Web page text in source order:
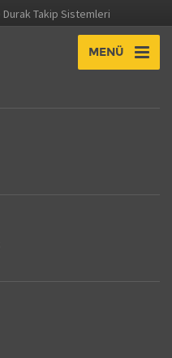
Takip Sistemleri
MENÜ